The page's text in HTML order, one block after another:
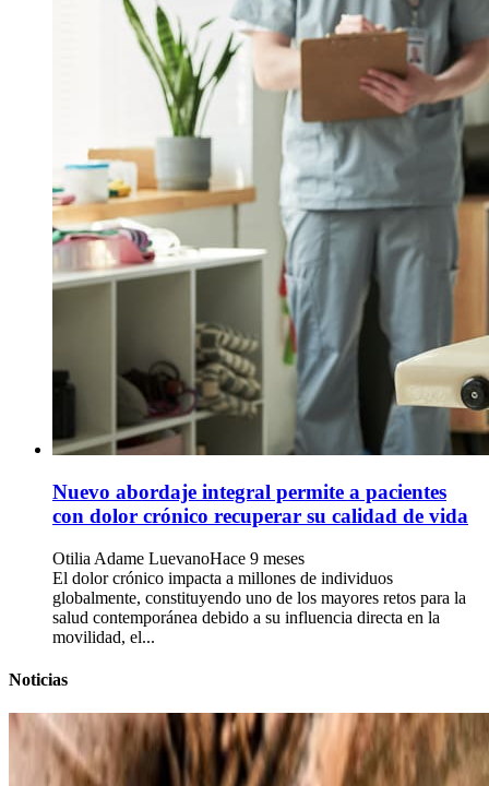
Nuevo abordaje integral permite a pacientes
con dolor crónico recuperar su calidad de vida
Otilia Adame LuevanoHace 9 meses
El dolor crónico impacta a millones de individuos
globalmente, constituyendo uno de los mayores retos para la
salud contemporánea debido a su influencia directa en la
movilidad, el...
Noticias